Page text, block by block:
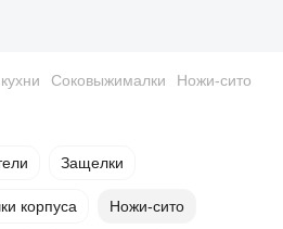
Соковыжималки Ножи-сито
Защелки
корпуса Ножи-сито